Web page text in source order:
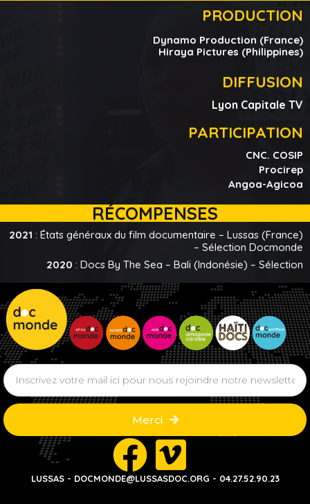
PRODUCTION
Dynamo Production (France)
Hiraya Pictures (Philippines)
DIFFUSION
Lyon Capitale TV
PARTICIPATION
CNC. COSIP
Procirep
Angoa-Agicoa
RÉCOMPENSES
2021 : États généraux du film documentaire – Lussas (France)
– Sélection Docmonde
2020 : Docs By The Sea – Bali (Indonésie) – Sélection
Merci
LUSSAS - DOCMONDE@LUSSASDOC.ORG - 04.27.52.90.23​